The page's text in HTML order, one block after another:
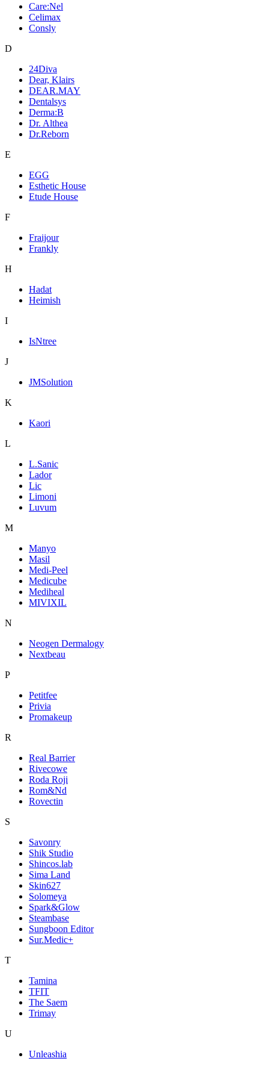
Care:Nel
Celimax
Consly
D
24Diva
Dear, Klairs
DEAR.MAY
Dentalsys
Derma:B
Dr. Althea
Dr.Reborn
E
EGG
Esthetic House
Etude House
F
Fraijour
Frankly
H
Hadat
Heimish
I
IsNtree
J
JMSolution
K
Kaori
L
L.Sanic
Lador
Lic
Limoni
Luvum
M
Manyo
Masil
Medi-Peel
Medicube
Mediheal
MIVIXIL
N
Neogen Dermalogy
Nextbeau
P
Petitfee
Privia
Promakeup
R
Real Barrier
Rivecowe
Roda Roji
Rom&Nd
Rovectin
S
Savonry
Shik Studio
Shincos.lab
Sima Land
Skin627
Solomeya
Spark&Glow
Steambase
Sungboon Editor
Sur.Medic+
T
Tamina
TFIT
The Saem
Trimay
U
Unleashia